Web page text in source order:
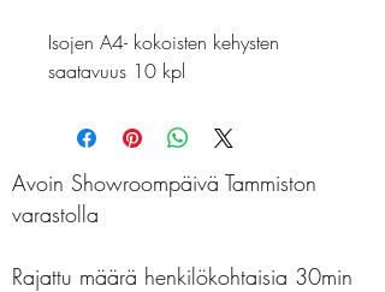
Isojen A4- kokoisten kehysten
saatavuus 10 kpl
Avoin Showroompäivä Tammiston
varastolla
Rajattu määrä henkilökohtaisia 30min